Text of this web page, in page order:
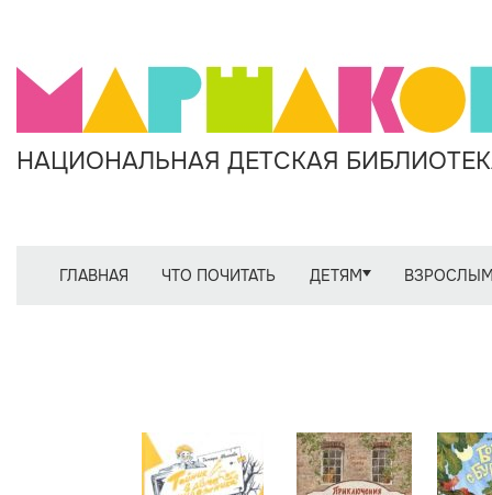
НАЦИОНАЛЬНАЯ ДЕТСКАЯ
ГЛАВНАЯ ЧТО ПОЧИТАТЬ ДЕТЯМ